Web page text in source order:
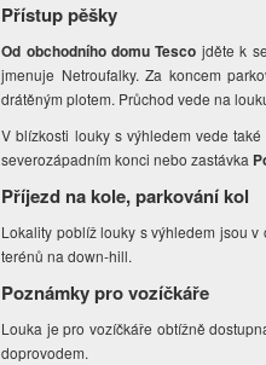
Přístup pěšky
Od obchodního domu Tesco jděte k
jmenuje Netroufalky. Za koncem
drátěným plotem. Průchod vede na
V blízkosti louky s výhledem vede
severozápadním konci nebo zastávka
Příjezd na kole, parkování kol
Lokality poblíž louky s výhledem jsou
terénů na down-hill.
Poznámky pro vozíčkáře
Louka je pro vozíčkáře obtížně
doprovodem.